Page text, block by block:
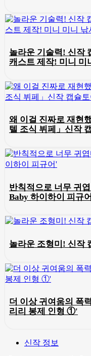
놀라운 기술력! 신작
캐스트 제작! 미니 미
왜 이걸 진짜로 재현
텔 조식 뷔페」신작
반칙적으로 너무 귀
Baby 하이하이 피규
놀라운 조형미! 신작
더 이상 귀여움의 폭
리리 봉제 인형 ①'
신작 정보